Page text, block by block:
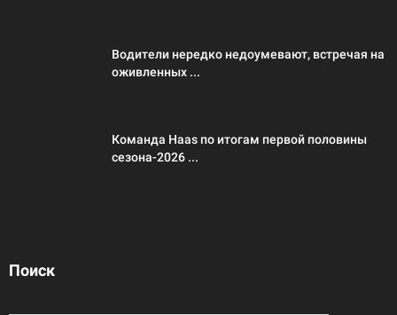
Водители нередко недоумевают, встречая на
оживленных ...
Команда Haas по итогам первой половины
сезона-2026 ...
Поиск